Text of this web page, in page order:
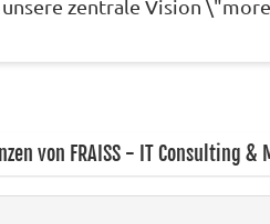
unsere zentrale Vision
von FRAISS - IT Consulting &